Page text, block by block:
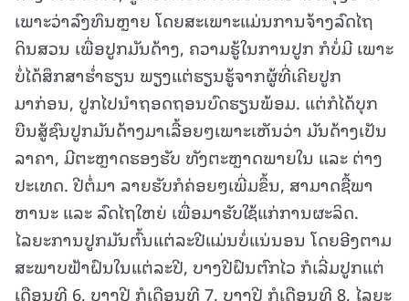
ເພາະວ່າລົງທຶນຫຼາຍ ໂດຍສະເພາະແມ່ນການຈ້າງລົດໄຖ
ດິນສວນ ເພື່ອປູກມັນດ້າງ, ຄວາມຮູ້ໃນການປູກ ກໍບໍ່ມີ ເພາະ
ບໍ່ໄດ້ສຶກສາຮໍ່າຮຽນ ພຽງແຕ່ຮຽນຮູ້ຈາກຜູ້ທີ່ເຄີຍປູກ
ມາກ່ອນ, ປູກໄປນໍາຖອດຖອນບົດຮຽນພ້ອມ. ແຕ່ກໍໄດ້ບຸກ
ບືນສູ້ຊົນປູກມັນດ້າງມາເລື້ອຍໆເພາະເຫັນວ່າ ມັນດ້າງເປັນ
ລາຄາ, ມີຕະຫຼາດຮອງຮັບ ທັງຕະຫຼາດພາຍໃນ ແລະ ຕ່າງ
ປະເທດ. ປີຕໍ່ມາ ລາຍຮັບກໍຄ່ອຍໆເພີ່ມຂຶ້ນ, ສາມາດຊື້ພາ
ຫານະ ແລະ ລົດໄຖໃຫຍ່ ເພື່ອມາຮັບໃຊ້ແກ່ການຜະລິດ.
ໄລຍະການປູກມັນຕົ້ນແຕ່ລະປີແມ່ນບໍ່ແນ່ນອນ ໂດຍອີງຕາມ
ສະພາບຟ້າຝົນໃນແຕ່ລະປີ, ບາງປີຝົນຕົກໄວ ກໍເລີ່ມປູກແຕ່
ເດືອນທີ 6, ບາງປີ ກໍເດືອນທີ 7, ບາງປີ ກໍເດືອນທີ 8, ໄລຍະ